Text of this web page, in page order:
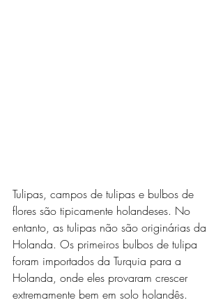
Tulipas, campos de tulipas e bulbos de
flores são tipicamente holandeses. No
entanto, as tulipas não são originárias da
Holanda. Os primeiros bulbos de tulipa
foram importados da Turquia para a
Holanda, onde eles provaram crescer
extremamente bem em solo holandês.